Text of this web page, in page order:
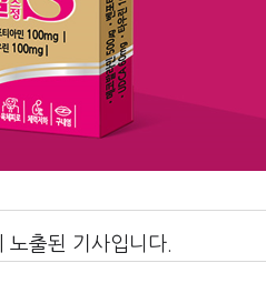
노출된 기사입니다.